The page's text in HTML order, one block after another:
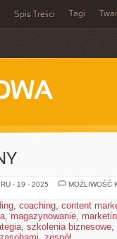
Spis Treści Tagi
- 19 - 2025
MOŻLIWOŚĆ
, coaching, content
, magazynowanie,
, szkolenia biznesowe,